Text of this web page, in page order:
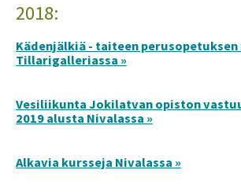
2018:
Kädenjälkiä - taiteen
Tillarigalleriassa »
Vesiliikunta Jokilatvan opiston
2019 alusta Nivalassa »
Alkavia kursseja Nivalassa »